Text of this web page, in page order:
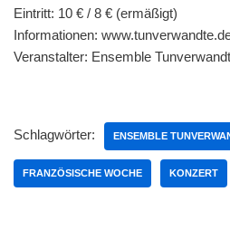
Eintritt: 10 € / 8 € (ermäßigt)
Informationen:
Veranstalter: Ensemble
Schlagwörter: ENSEMBLE
FRANZÖSISCHE WOCHE KONZERT